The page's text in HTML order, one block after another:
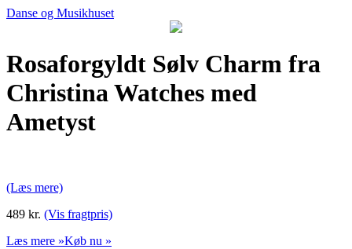
Danse og Musikhuset
Rosaforgyldt Sølv Charm fra
Christina Watches med
Ametyst
(Læs mere)
489 kr. (Vis fragtpris)
Læs mere »Køb nu »